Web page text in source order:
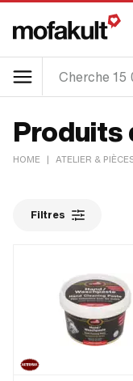
Produits
HOME | ATELIER &
Filtres